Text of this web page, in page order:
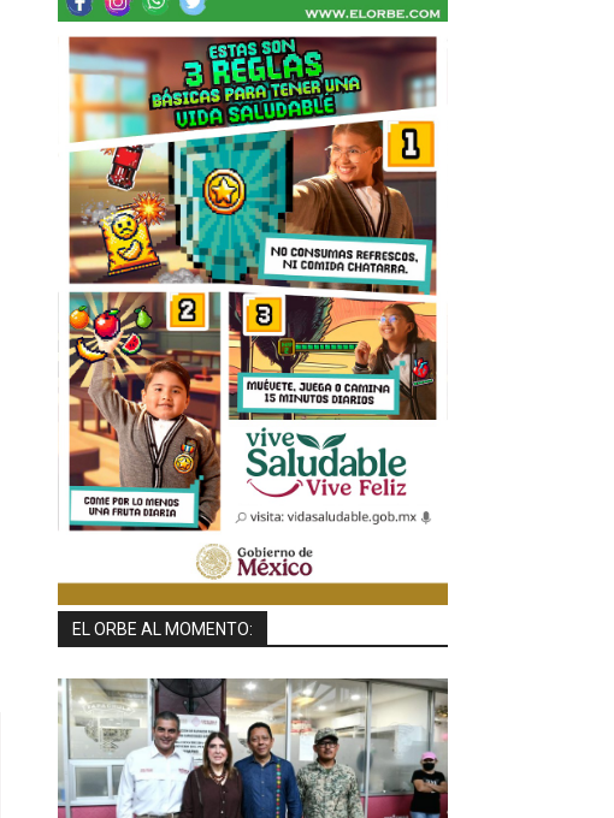
EL ORBE AL MOMENTO: